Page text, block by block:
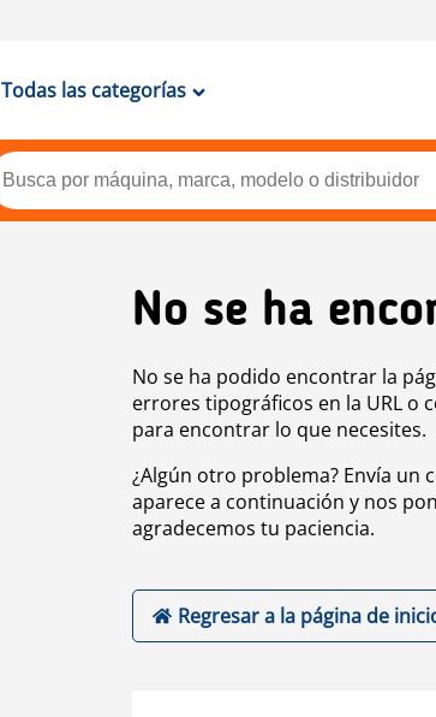
Todas las categorías
No se ha
No se ha podido encontrar la
errores tipográficos en la URL o
para encontrar lo que necesites.
¿Algún otro problema? Envía un
aparece a continuación y nos
agradecemos tu paciencia.
Regresar a la página de